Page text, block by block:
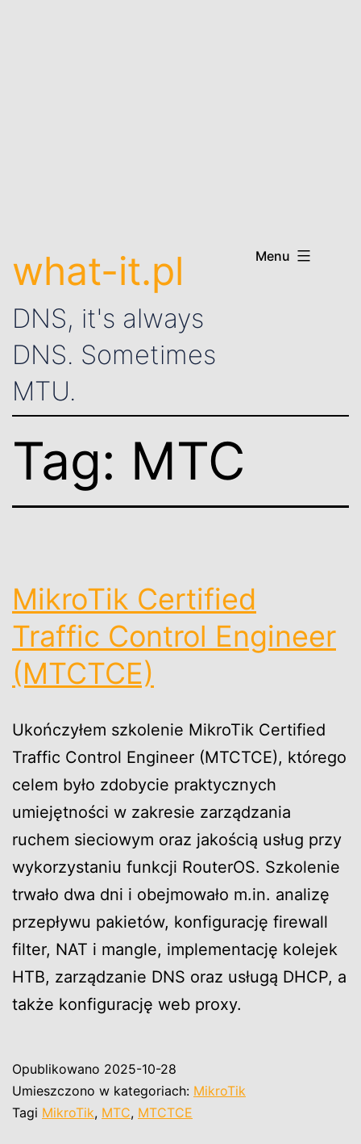
what-it.pl
DNS, it's always
DNS. Sometimes
MTU.
Menu
Tag: MTC
MikroTik Certified
Traffic Control Engineer
(MTCTCE)
Ukończyłem szkolenie MikroTik Certified
Traffic Control Engineer (MTCTCE), którego
celem było zdobycie praktycznych
umiejętności w zakresie zarządzania
ruchem sieciowym oraz jakością usług przy
wykorzystaniu funkcji RouterOS. Szkolenie
trwało dwa dni i obejmowało m.in. analizę
przepływu pakietów, konfigurację firewall
filter, NAT i mangle, implementację kolejek
HTB, zarządzanie DNS oraz usługą DHCP, a
także konfigurację web proxy.
Opublikowano 2025-10-28
Umieszczono w kategoriach: MikroTik
Tagi MikroTik, MTC, MTCTCE